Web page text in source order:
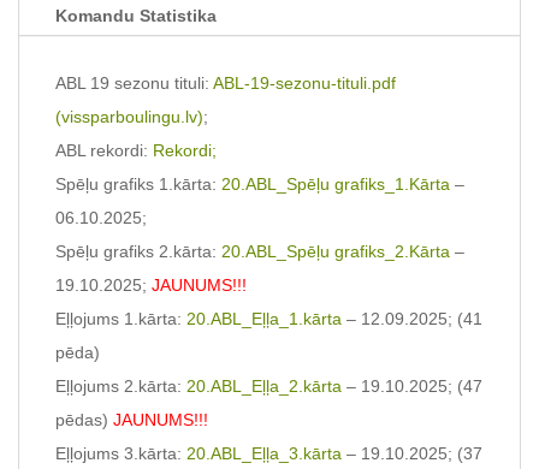
Komandu Statistika
ABL 19 sezonu tituli: ABL-19-sezonu-tituli.pdf
(vissparboulingu.lv);
ABL rekordi: Rekordi;
Spēļu grafiks 1.kārta: 20.ABL_Spēļu grafiks_1.Kārta –
06.10.2025;
Spēļu grafiks 2.kārta: 20.ABL_Spēļu grafiks_2.Kārta –
19.10.2025; JAUNUMS!!!
Eļļojums 1.kārta: 20.ABL_Eļļa_1.kārta – 12.09.2025; (41
pēda)
Eļļojums 2.kārta: 20.ABL_Eļļa_2.kārta – 19.10.2025; (47
pēdas) JAUNUMS!!!
Eļļojums 3.kārta: 20.ABL_Eļļa_3.kārta – 19.10.2025; (37